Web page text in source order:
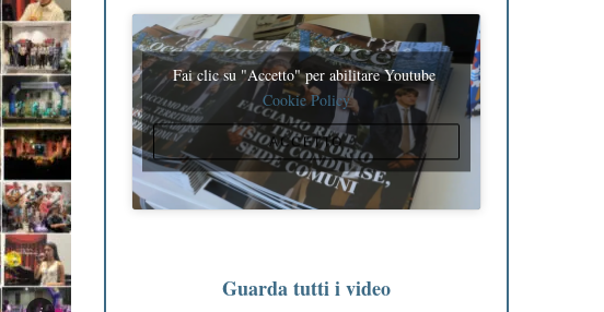
Fai clic su "Accetto" per abilitare Youtube
Cookie Policy
ACCETTO
Guarda tutti i video